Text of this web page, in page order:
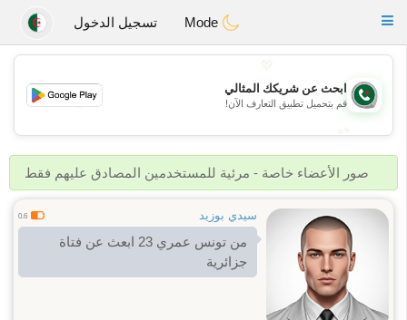
Weshrak
Toggle
تسجيل الدخول
💖
💕
ابحث عن شريكك المثالي
قم بتحميل تطبيق التعارف الآن!
صور الأعضاء خاصة - مرئية للمستخدمين المصادق عليهم فقط
سيدي بوزيد 0.6
من تونس عمري 23 ابعث عن فتاة
جزائرية